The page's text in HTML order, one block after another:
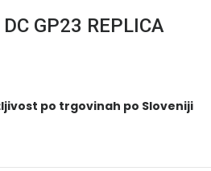
GP23 REPLICA
po trgovinah po Sloveniji